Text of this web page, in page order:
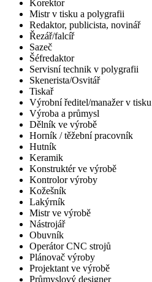
Korektor
Mistr v tisku a polygrafii
Redaktor, publicista, novinář
Řezář/falcíř
Sazeč
Šéfredaktor
Servisní technik v polygrafii
Skenerista/Osvitář
Tiskař
Výrobní ředitel/manažer v tisku
Výroba a průmysl
Dělník ve výrobě
Horník / těžební pracovník
Hutník
Keramik
Konstruktér ve výrobě
Kontrolor výroby
Kožešník
Lakýrník
Mistr ve výrobě
Nástrojář
Obuvník
Operátor CNC strojů
Plánovač výroby
Projektant ve výrobě
Průmyslový designer